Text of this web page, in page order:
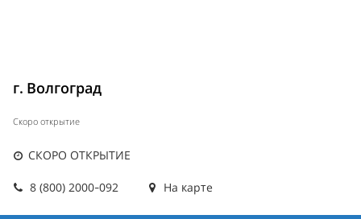
г. Волгоград
Скоро открытие
СКОРО ОТКРЫТИЕ
8 (800) 2000-092 На карте